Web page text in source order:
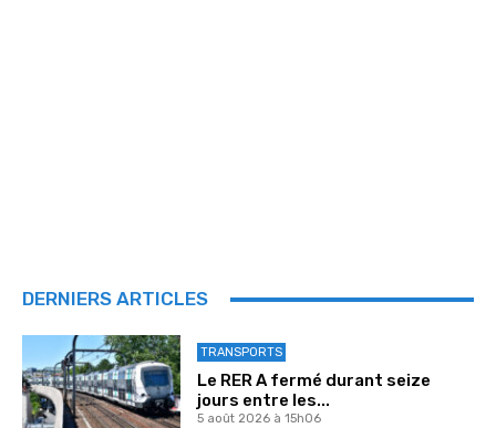
DERNIERS ARTICLES
TRANSPORTS
Le RER A fermé durant seize
jours entre les...
5 août 2026 à 15h06